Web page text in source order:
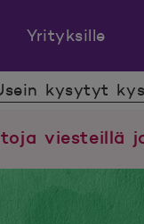
Yrityksille
kysytyt
viesteillä